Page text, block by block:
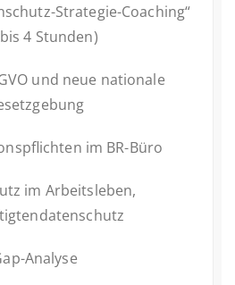
Stra­te­gie-Coaching“
4 Stunden)
und neue na­tio­na­le
im BR-Büro
im Ar­beits­le­ben,
Analyse